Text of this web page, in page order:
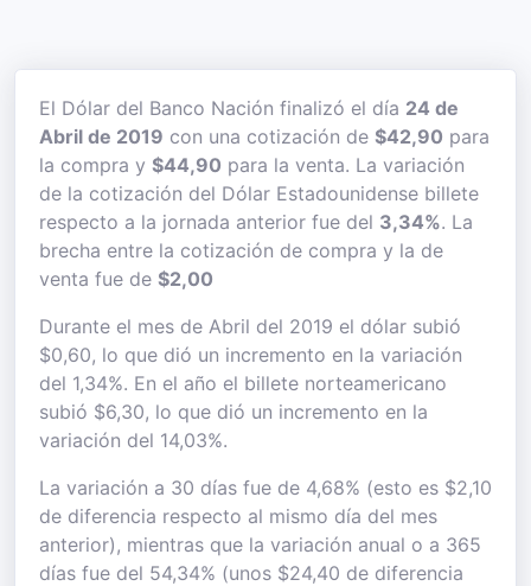
El Dólar del Banco Nación finalizó el día 24 de
Abril de 2019 con una cotización de $42,90 para
la compra y $44,90 para la venta. La variación
de la cotización del Dólar Estadounidense billete
respecto a la jornada anterior fue del 3,34%. La
brecha entre la cotización de compra y la de
venta fue de $2,00
Durante el mes de Abril del 2019 el dólar subió
$0,60, lo que dió un incremento en la variación
del 1,34%. En el año el billete norteamericano
subió $6,30, lo que dió un incremento en la
variación del 14,03%.
La variación a 30 días fue de 4,68% (esto es $2,10
de diferencia respecto al mismo día del mes
anterior), mientras que la variación anual o a 365
días fue del 54,34% (unos $24,40 de diferencia